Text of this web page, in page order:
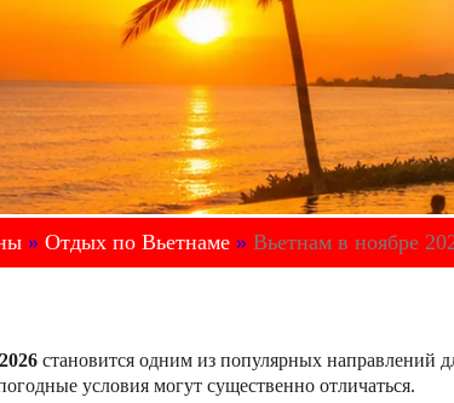
» Отдых по Вьетнаме » Вьетнам в ноябре
становится одним из популярных направлений
условия могут существенно отличаться.